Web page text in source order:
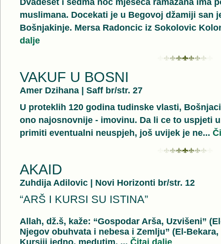
Dvadeset i sedma noc mjeseca ramazana ima
muslimana. Docekati je u Begovoj džamiji san
Bošnjakinje. Mersa Radoncic iz Sokolovic
dalje
VAKUF U BOSNI
Amer Dzihana
Saff br/str. 27
U proteklih 120 godina tudinske vlasti,
ono najosnovnije - imovinu. Da li ce to uspjeti
primiti eventualni neuspjeh, još uvijek je ne...
AKAID
Zuhdija Adilovic Novi Horizonti br/str. 12
“ARŠ I KURSI SU ISTINA”
Allah, dž.š, kaže: “Gospodar Arša, Uzvišeni”
Njegov obuhvata i nebesa i Zemlju” (El-
Kursijj jedno, medutim, ... Čitaj dalje